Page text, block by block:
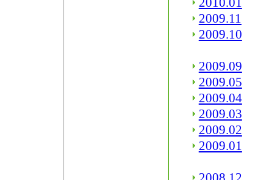
2009.11
2009.10
2009.09
2009.05
2009.04
2009.03
2009.02
2009.01